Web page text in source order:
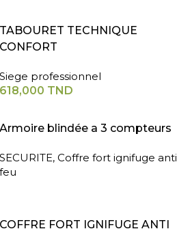
AJOUTER AU PANIER
TABOURET TECHNIQUE
CONFORT
Siege professionnel
618,000 TND
LIRE LA SUITE
Armoire blindée a 3 compteurs
SECURITE, Coffre fort ignifuge anti
feu
LIRE LA SUITE
COFFRE FORT IGNIFUGE ANTI